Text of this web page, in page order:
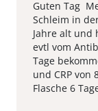
Guten Tag
Schleim in
Jahre alt und
evtl vom
Tage
und CRP von
Flasche 6